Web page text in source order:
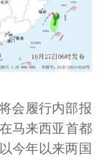
会履行内部报
马来西亚首都
今年以来两国